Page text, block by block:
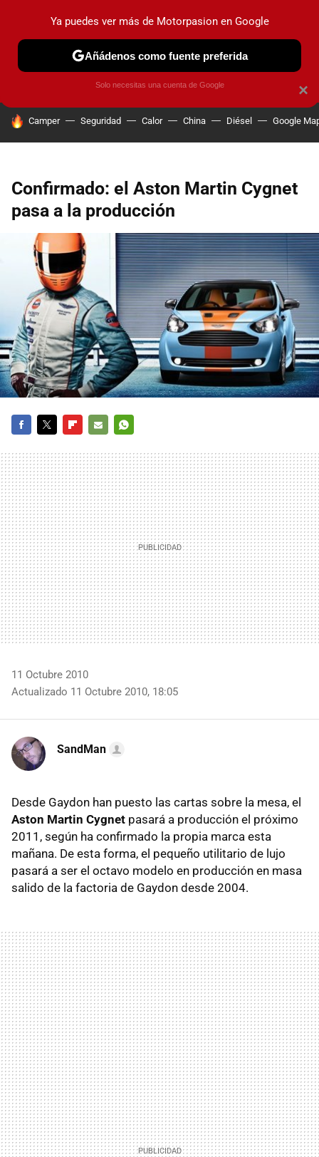
PRUEBAS COCHES ELÉCTRICOS OBSERVATORIO
HOY SE HABLA DE
Camper Seguridad Calor China Diésel Google
Confirmado: el Aston Martin Cygnet
pasa a la producción
MAIL
11 Octubre 2010
Actualizado 11 Octubre 2010, 18:05
SandMan
Desde Gaydon han puesto las cartas sobre la mesa, el
Aston Martin Cygnet pasará a producción el próximo
2011, según ha confirmado la propia marca esta
mañana. De esta forma, el pequeño utilitario de lujo
pasará a ser el octavo modelo en producción en masa
salido de la factoria de Gaydon desde 2004.
×
Ya puedes ver más de Motorpasion en Google
Añádenos como fuente preferida
Solo necesitas una cuenta de Google